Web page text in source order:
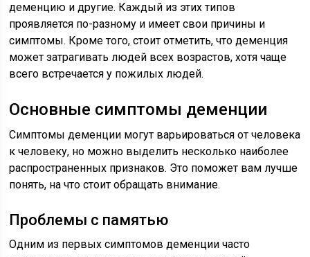
деменцию и другие. Каждый из этих типов
проявляется по-разному и имеет свои причины и
симптомы. Кроме того, стоит отметить, что деменция
может затрагивать людей всех возрастов, хотя чаще
всего встречается у пожилых людей.
Основные симптомы деменции
Симптомы деменции могут варьироваться от человека
к человеку, но можно выделить несколько наиболее
распространенных признаков. Это поможет вам лучше
понять, на что стоит обращать внимание.
Проблемы с памятью
Одним из первых симптомов деменции часто